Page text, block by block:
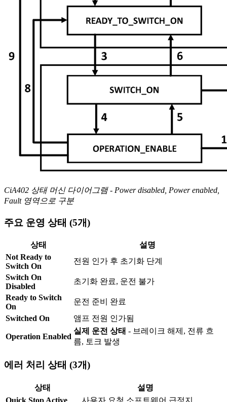
CiA402 상태 머신 다이어그램 - Power disabled, Power enabled,
Fault 영역으로 구분
주요 운영 상태 (5개)
상태
설명
Not Ready to
Switch On
전원 인가 후 초기화 단계
Switch On
Disabled
초기화 완료, 운전 불가
Ready to Switch
On
운전 준비 완료
Switched On
앰프 전원 인가됨
Operation Enabled
실제 운전 상태 - 브레이크 해제, 전류 흐
름, 토크 발생
에러 처리 상태 (3개)
상태
설명
Quick Stop Active
사용자 요청 소프트웨어 급정지